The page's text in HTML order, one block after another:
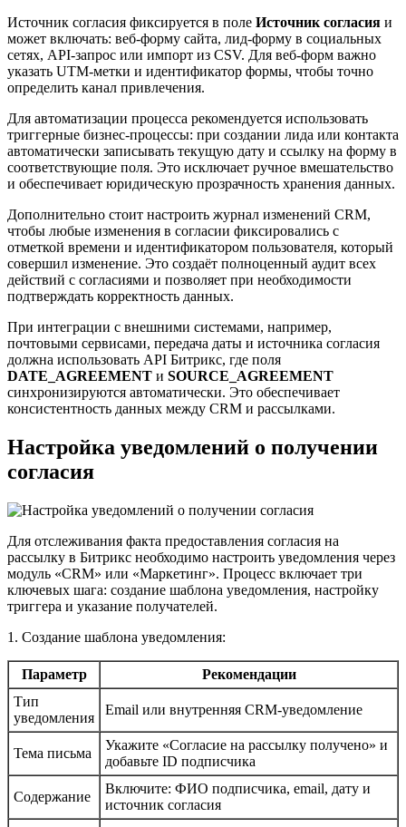
Источник согласия фиксируется в поле Источник согласия и
может включать: веб-форму сайта, лид-форму в социальных
сетях, API-запрос или импорт из CSV. Для веб-форм важно
указать UTM-метки и идентификатор формы, чтобы точно
определить канал привлечения.
Для автоматизации процесса рекомендуется использовать
триггерные бизнес-процессы: при создании лида или контакта
автоматически записывать текущую дату и ссылку на форму в
соответствующие поля. Это исключает ручное вмешательство
и обеспечивает юридическую прозрачность хранения данных.
Дополнительно стоит настроить журнал изменений CRM,
чтобы любые изменения в согласии фиксировались с
отметкой времени и идентификатором пользователя, который
совершил изменение. Это создаёт полноценный аудит всех
действий с согласиями и позволяет при необходимости
подтверждать корректность данных.
При интеграции с внешними системами, например,
почтовыми сервисами, передача даты и источника согласия
должна использовать API Битрикс, где поля
DATE_AGREEMENT и SOURCE_AGREEMENT
синхронизируются автоматически. Это обеспечивает
консистентность данных между CRM и рассылками.
Настройка уведомлений о получении
согласия
Для отслеживания факта предоставления согласия на
рассылку в Битрикс необходимо настроить уведомления через
модуль «CRM» или «Маркетинг». Процесс включает три
ключевых шага: создание шаблона уведомления, настройку
триггера и указание получателей.
1. Создание шаблона уведомления:
Параметр
Рекомендации
Тип
уведомления
Email или внутренняя CRM-уведомление
Тема письма
Укажите «Согласие на рассылку получено» и
добавьте ID подписчика
Содержание
Включите: ФИО подписчика, email, дату и
источник согласия